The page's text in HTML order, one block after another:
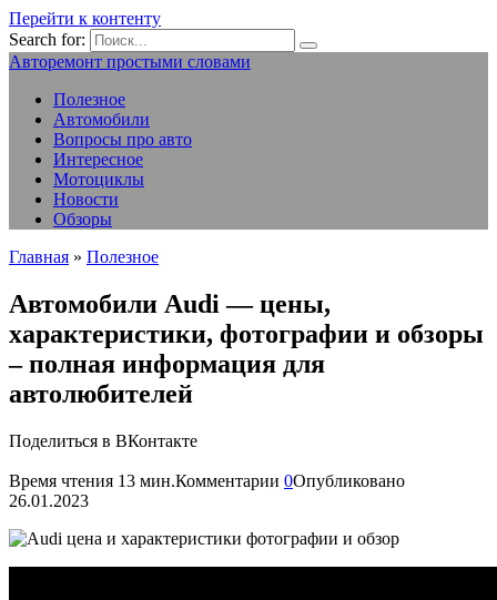
Перейти к контенту
Search for:
Авторемонт простыми словами
Полезное
Автомобили
Вопросы про авто
Интересное
Мотоциклы
Новости
Обзоры
Главная » Полезное
Автомобили Audi — цены,
характеристики, фотографии и обзоры
– полная информация для
автолюбителей
Поделиться в ВКонтакте
Время чтения 13 мин.Комментарии 0Опубликовано
26.01.2023